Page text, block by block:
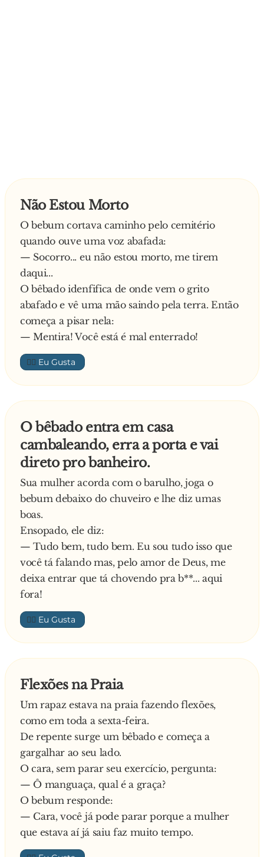
Não Estou Morto
O bebum cortava caminho pelo cemitério
quando ouve uma voz abafada:
— Socorro... eu não estou morto, me tirem
daqui...
O bêbado idenfifica de onde vem o grito
abafado e vê uma mão saindo pela terra. Então
começa a pisar nela:
— Mentira! Você está é mal enterrado!
👍🏼
O bêbado entra em casa
cambaleando, erra a porta e vai
direto pro banheiro.
Sua mulher acorda com o barulho, joga o
bebum debaixo do chuveiro e lhe diz umas
boas.
Ensopado, ele diz:
— Tudo bem, tudo bem. Eu sou tudo isso que
você tá falando mas, pelo amor de Deus, me
deixa entrar que tá chovendo pra b**... aqui
fora!
👍🏼
Flexões na Praia
Um rapaz estava na praia fazendo flexões,
como em toda a sexta-feira.
De repente surge um bêbado e começa a
gargalhar ao seu lado.
O cara, sem parar seu exercício, pergunta:
— Ô manguaça, qual é a graça?
O bebum responde:
— Cara, você já pode parar porque a mulher
que estava aí já saiu faz muito tempo.